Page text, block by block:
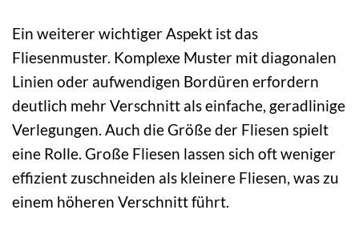
Ein weiterer wichtiger Aspekt ist das
Fliesenmuster. Komplexe Muster mit diagonalen
Linien oder aufwendigen Bordüren erfordern
deutlich mehr Verschnitt als einfache, geradlinige
Verlegungen. Auch die Größe der Fliesen spielt
eine Rolle. Große Fliesen lassen sich oft weniger
effizient zuschneiden als kleinere Fliesen, was zu
einem höheren Verschnitt führt.